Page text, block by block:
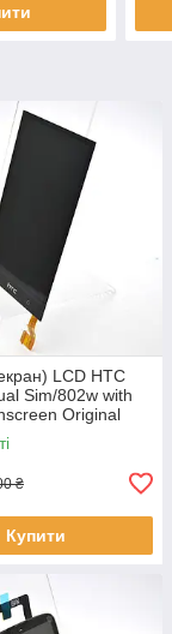
LCD HTC
Sim/802w with
Original
₴
Купити